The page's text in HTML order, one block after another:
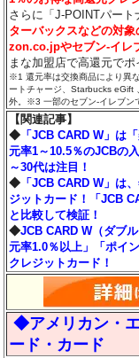
さらに「J-POINTパート
ターバックスなどの対
zon.co.jpやセブン‐イレ
まな加盟店で高還元で
※1 還元率は交換商品により異
ートチャージ、Starbucks eGift
外。※3 一部のセブン‐イレブン
【関連記事】
◆ 「JCB CARD W」は
元率1～10.5％のJCBの
～30代は注目！
◆ 「JCB CARD W」は
ジットカード！「JCB
と比較して検証！
◆JCB CARD W（ダブ
元率1.0％以上」「ポイ
クレジットカード！
◆アメリカン・
ード・カード